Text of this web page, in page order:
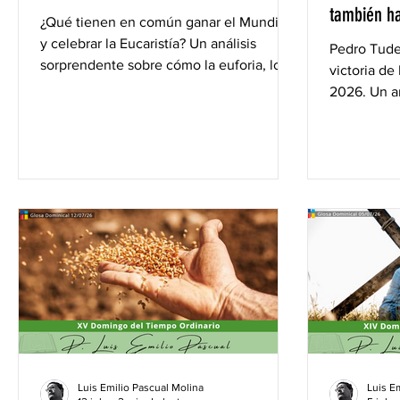
¿Qué tienen en común ganar el Mundial
y celebrar la Eucaristía? Un análisis
sorprendente sobre cómo la euforia, los
también
Pedro
victoria de
2026. Un
se vive en
Luis Emilio Pascual Molina
Luis